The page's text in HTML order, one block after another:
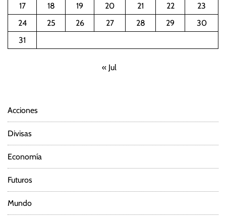
17
18 19 20 21 22
23
24
25 26 27 28 29
30
31
« Jul
Acciones
Divisas
Economía
Futuros
Mundo